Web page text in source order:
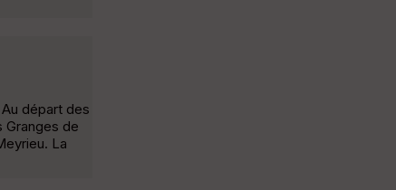
départ des
Granges de
La